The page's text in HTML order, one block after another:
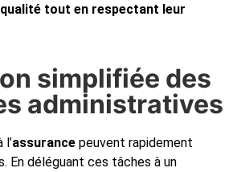
tout en respectant leur
simplifiée des
administratives
assurance peuvent rapidement
En déléguant ces tâches à un